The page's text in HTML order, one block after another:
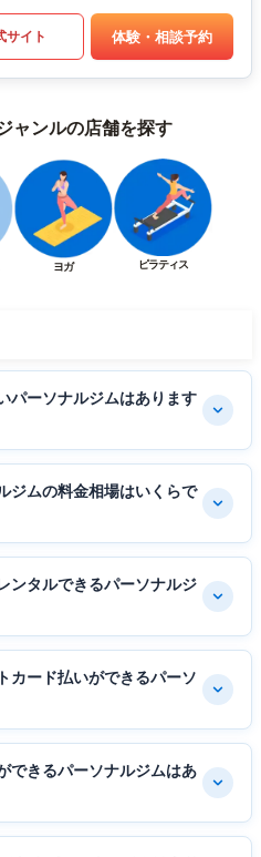
サイト 体験・相談予約
ャンルの店舗を探す
ヨガ ピラティス
パーソナルジムはあります
ジムの料金相場はいくらで
ンタルできるパーソナルジ
カード払いができるパーソ
できるパーソナルジムはあ